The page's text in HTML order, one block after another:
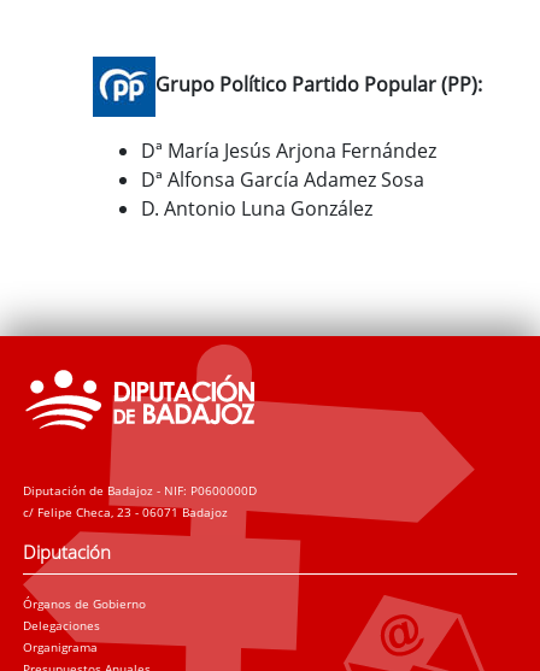
Grupo Político Partido Popular (PP):
Dª María Jesús Arjona Fernández
Dª Alfonsa García Adamez Sosa
D. Antonio Luna González
Diputación de Badajoz - NIF: P0600000D
c/ Felipe Checa, 23 - 06071 Badajoz
Diputación
Órganos de Gobierno
Delegaciones
Organigrama